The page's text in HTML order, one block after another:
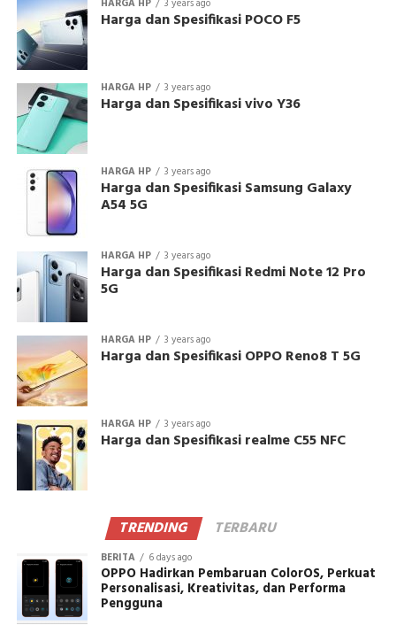
HARGA HP 3 years ago
Harga dan Spesifikasi POCO F5
HARGA HP 3 years ago
Harga dan Spesifikasi vivo Y36
HARGA HP 3 years ago
Harga dan Spesifikasi Samsung Galaxy
A54 5G
HARGA HP 3 years ago
Harga dan Spesifikasi Redmi Note 12 Pro
5G
HARGA HP 3 years ago
Harga dan Spesifikasi OPPO Reno8 T 5G
HARGA HP 3 years ago
Harga dan Spesifikasi realme C55 NFC
TRENDING TERBARU
BERITA 6 days ago
OPPO Hadirkan Pembaruan ColorOS, Perkuat
Personalisasi, Kreativitas, dan Performa
Pengguna